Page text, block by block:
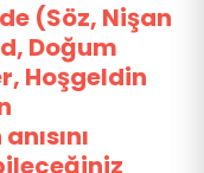
(Söz, Nişan
Doğum
Hoşgeldin